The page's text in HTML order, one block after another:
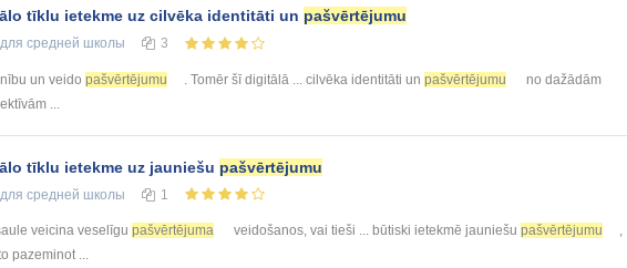
tīklu ietekme uz cilvēka identitāti un pašvērtējumu
для средней школы 3
un veido pašvērtējumu . Tomēr šī digitālā ... cilvēka identitāti un pašvērtējumu
no dažādām
...
tīklu ietekme uz jauniešu pašvērtējumu
для средней школы 1
veicina veselīgu pašvērtējuma veidošanos, vai tieši ... būtiski ietekmē jauniešu pašvērtējumu
,
pazeminot ...